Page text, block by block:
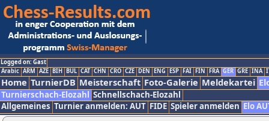
Logged on: Gast
Arabic ARM AZE BIH BUL CAT CHN CRO CZE DEN ENG ESP FAI FIN FRA GER GRE INA
Home TurnierDB Meisterschaft Foto-Galerie Meldekartei
Turnierschach-Elozahl Schnellschach-Elozahl
Allgemeines Turnier anmelden: AUT FIDE Spieler anmelden Elo